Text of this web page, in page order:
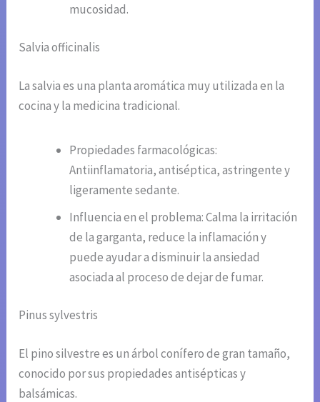
mucosidad.
Salvia officinalis
La salvia es una planta aromática muy utilizada en la
cocina y la medicina tradicional.
Propiedades farmacológicas:
Antiinflamatoria, antiséptica, astringente y
ligeramente sedante.
Influencia en el problema: Calma la irritación
de la garganta, reduce la inflamación y
puede ayudar a disminuir la ansiedad
asociada al proceso de dejar de fumar.
Pinus sylvestris
El pino silvestre es un árbol conífero de gran tamaño,
conocido por sus propiedades antisépticas y
balsámicas.